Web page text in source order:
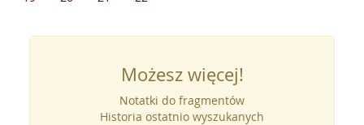
Możesz więcej!
Notatki do fragmentów
Historia ostatnio wyszukanych